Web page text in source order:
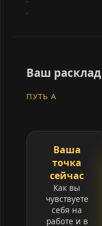
Ваш расклад
ПУТЬ A
Ваша
точка
сейчас
Как вы
чувствуете
себя на
работе и в